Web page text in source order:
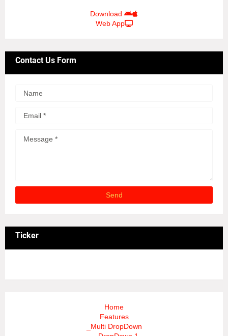
Download
Web App
Contact Us Form
Ticker
Home
Features
_Multi DropDown